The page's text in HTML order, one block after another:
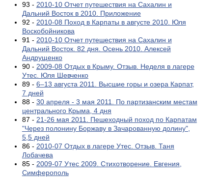
93 - 2010-10 Отчет путешествия на Сахалин и
Дальний Восток в 2010. Приложение
92 - 2010-08 Поход в Карпаты в августе 2010. Юля
Воскобойникова
91 - 2010-10 Отчет путешествия на Сахалин и
Дальний Восток. 82 дня. Осень 2010. Алексей
Андрущенко
90 - 2009-08 Отдых в Крыму. Отзыв. Неделя в лагере
Утес. Юля Шевченко
89 - 6–13 августа 2011. Высшие горы и озера Карпат,
7 дней
88 - 30 апреля - 3 мая 2011. По партизанским местам
центрального Крыма, 4 дня
87 - 21-26 мая 2011. Пешеходный поход по Карпатам
"Через полонину Боржаву в Зачарованную долину",
5,5 дней
86 - 2010-07 Отдых в лагере Утес. Отзыв. Таня
Лобачева
85 - 2009-07 Утес 2009. Стихотворение. Евгения,
Симферополь